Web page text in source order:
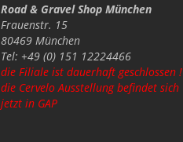
Road & Gravel Shop München
Frauenstr. 15
80469 München
Tel: +49 (0) 151 12224466
die Filiale ist dauerhaft geschlossen !
die Cervelo Ausstellung befindet sich
jetzt in GAP